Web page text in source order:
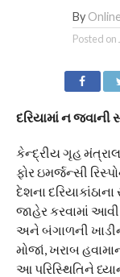
By
Posted on
દરિયામાં ન જવાની
કેન્દ્રીય ગૃહ
ફોર ઇમર્જન્સી
દેશના
જાહેર કરવામાં
અને બંગાળની
મોજાં, ખરાબ
આ પરિસ્થિતિને